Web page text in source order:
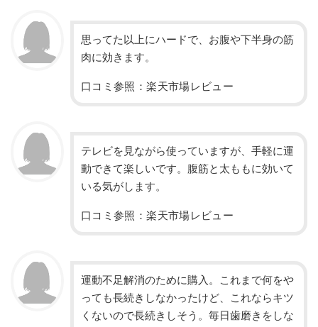
思ってた以上にハードで、お腹や下半身の筋
肉に効きます。
口コミ参照：楽天市場レビュー
テレビを見ながら使っていますが、手軽に運
動できて楽しいです。腹筋と太ももに効いて
いる気がします。
口コミ参照：楽天市場レビュー
運動不足解消のために購入。これまで何をや
っても長続きしなかったけど、これならキツ
くないので長続きしそう。毎日歯磨きをしな